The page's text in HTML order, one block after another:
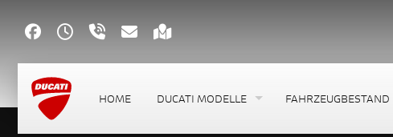
HOME DUCATI MODELLE FAHRZEUGBESTAND